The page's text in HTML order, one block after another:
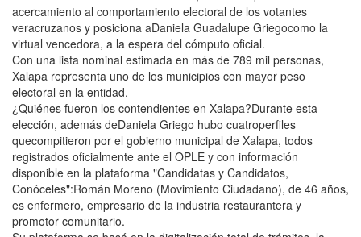
acercamiento al comportamiento electoral de los votantes
veracruzanos y posiciona aDaniela Guadalupe Griegocomo la
virtual vencedora, a la espera del cómputo oficial.
Con una lista nominal estimada en más de 789 mil personas,
Xalapa representa uno de los municipios con mayor peso
electoral en la entidad.
¿Quiénes fueron los contendientes en Xalapa?Durante esta
elección, además deDaniela Griego hubo cuatroperfiles
quecompitieron por el gobierno municipal de Xalapa, todos
registrados oficialmente ante el OPLE y con información
disponible en la plataforma "Candidatas y Candidatos,
Conóceles":Román Moreno (Movimiento Ciudadano), de 46 años,
es enfermero, empresario de la industria restaurantera y
promotor comunitario.